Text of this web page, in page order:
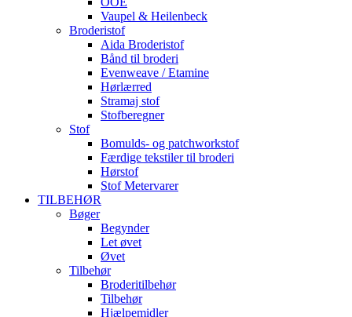
Vaupel & Heilenbeck
Broderistof
Aida Broderistof
Bånd til broderi
Evenweave / Etamine
Hørlærred
Stramaj stof
Stofberegner
Stof
Bomulds- og patchworkstof
Færdige tekstiler til broderi
Hørstof
Stof Metervarer
TILBEHØR
Bøger
Begynder
Let øvet
Øvet
Tilbehør
Broderitilbehør
Tilbehør
Hjælpemidler